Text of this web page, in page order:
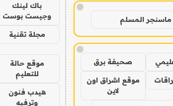
!
ماسنجر المسلم
!
صحيفة برق
موقع اشراق اون
لاين
باك لينك
وجيست بوست
مجلة تقنية
موقع حالة
للتعليم
هيدب فنون
وترفيه